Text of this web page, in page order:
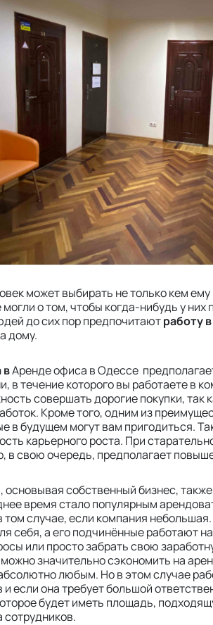
может выбирать не только кем
о том, чтобы когда-нибудь у
до сих пор предпочитаютработу
дому.
вАренде офиса в Одессе
в течение которого вы работаете в
совершать дорогие покупки, так
Кроме того, одним из
в будущем могут вам пригодиться.
карьерного роста. При
в свою очередь, предполагает
собственный бизнес,
время стало популярным
том случае, если компания
себя, а его подчинённые работают
или просто забрать свою
значительно сэкономить на
любым. Но в этом случае
и если она требует большой
будет иметь площадь,
сотрудников.